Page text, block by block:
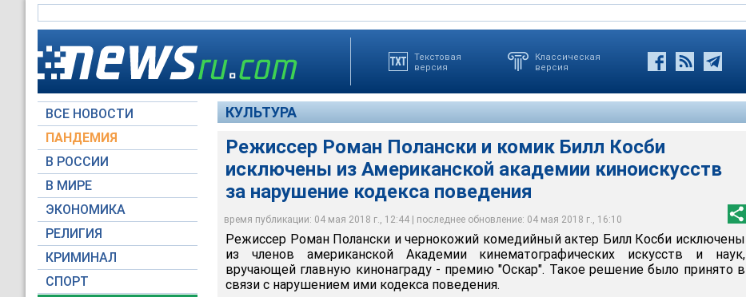
Текстовая
версия
Классическая
версия
ВСЕ НОВОСТИ
ПАНДЕМИЯ
В РОССИИ
В МИРЕ
ЭКОНОМИКА
РЕЛИГИЯ
КРИМИНАЛ
СПОРТ
КУЛЬТУРА
Режиссер Роман Полански и комик Билл Косби
исключены из Американской академии киноискусств
за нарушение кодекса поведения
время публикации: 04 мая 2018 г., 12:44 | последнее обновление: 04 мая 2018 г., 16:10
Режиссер Роман Полански и чернокожий комедийный актер Билл Косби исключены
из членов американской Академии кинематографических искусств и наук,
вручающей главную кинонаграду - премию "Оскар". Такое решение было принято в
связи с нарушением ими кодекса поведения.